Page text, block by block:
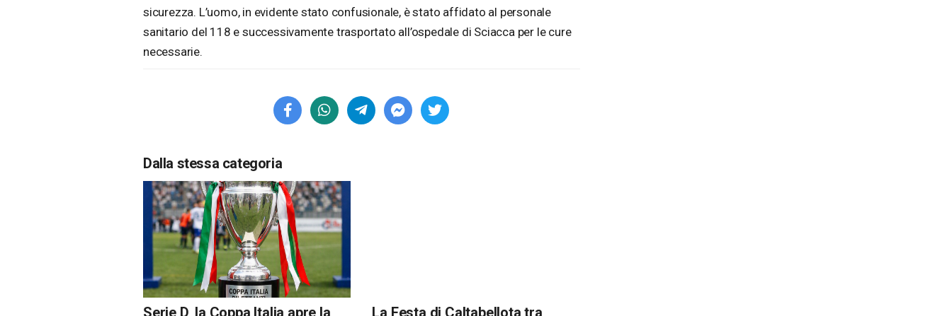
sicurezza. L’uomo, in evidente stato confusionale, è stato affidato al personale
sanitario del 118 e successivamente trasportato all’ospedale di Sciacca per le cure
necessarie.
Dalla stessa categoria
Serie D, la Coppa Italia apre la La Festa di Caltabellota tra